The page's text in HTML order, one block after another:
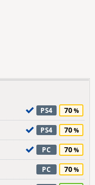
PS4 70
PS4 70
PC 70
PC 70